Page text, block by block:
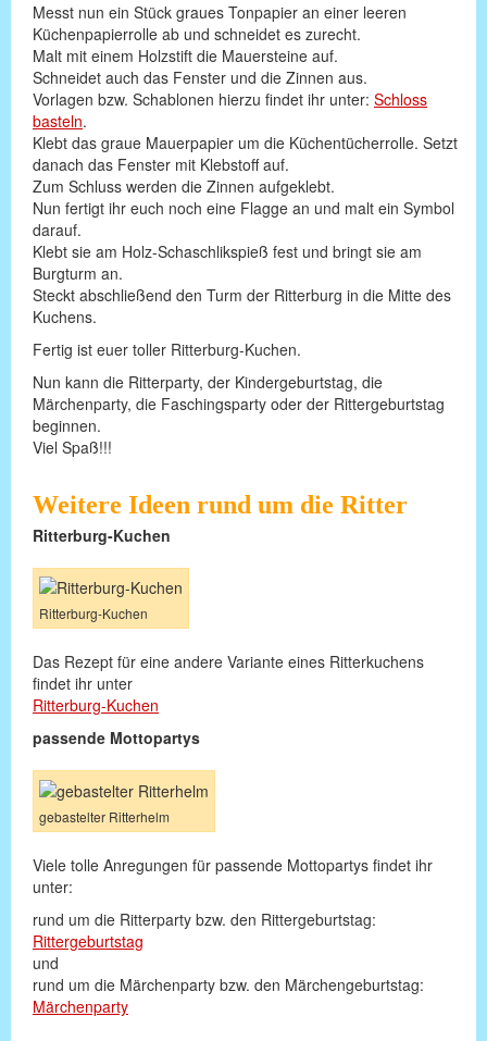
Messt nun ein Stück graues Tonpapier an einer leeren
Küchenpapierrolle ab und schneidet es zurecht.
Malt mit einem Holzstift die Mauersteine auf.
Schneidet auch das Fenster und die Zinnen aus.
Vorlagen bzw. Schablonen hierzu findet ihr unter: Schloss
basteln.
Klebt das graue Mauerpapier um die Küchentücherrolle. Setzt
danach das Fenster mit Klebstoff auf.
Zum Schluss werden die Zinnen aufgeklebt.
Nun fertigt ihr euch noch eine Flagge an und malt ein Symbol
darauf.
Klebt sie am Holz-Schaschlikspieß fest und bringt sie am
Burgturm an.
Steckt abschließend den Turm der Ritterburg in die Mitte des
Kuchens.
Fertig ist euer toller Ritterburg-Kuchen.
Nun kann die Ritterparty, der Kindergeburtstag, die
Märchenparty, die Faschingsparty oder der Rittergeburtstag
beginnen.
Viel Spaß!!!
Weitere Ideen rund um die Ritter
Ritterburg-Kuchen
Ritterburg-Kuchen
Das Rezept für eine andere Variante eines Ritterkuchens
findet ihr unter
Ritterburg-Kuchen
passende Mottopartys
gebastelter Ritterhelm
Viele tolle Anregungen für passende Mottopartys findet ihr
unter:
rund um die Ritterparty bzw. den Rittergeburtstag:
Rittergeburtstag
und
rund um die Märchenparty bzw. den Märchengeburtstag:
Märchenparty